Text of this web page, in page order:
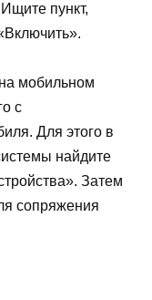
пункт,
мобильном
с
Для этого в
найдите
Затем
сопряжения